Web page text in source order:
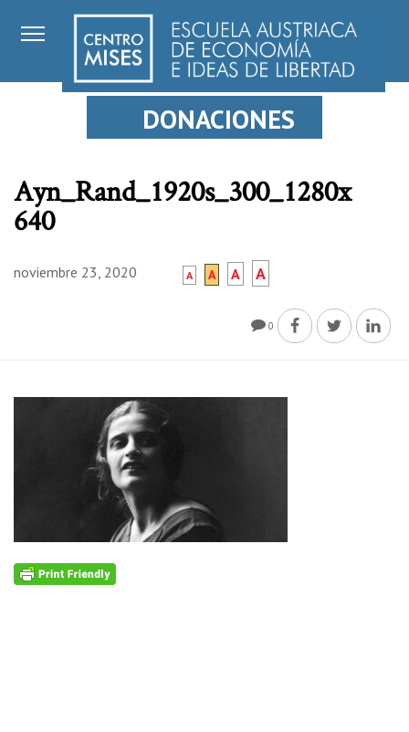
DONACIONES
Ayn_Rand_1920s_300_1280x
640
noviembre 23, 2020 A A A A
0